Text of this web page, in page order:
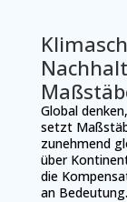
Global
setzt
zunehmend
über
die
an